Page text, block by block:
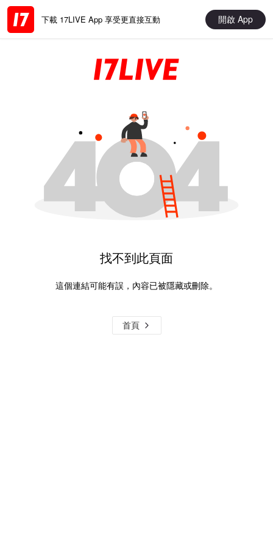
下載 17LIVE App 享受更直接互動 開啟 App
找不到此頁面
這個連結可能有誤，內容已被隱藏或刪除。
首頁